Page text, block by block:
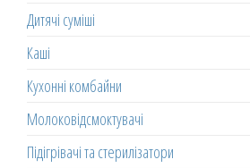
Дитячі суміші
Каші
Кухонні комбайни
Молоковідсмоктувачі
Підігрівачі та стерилізатори